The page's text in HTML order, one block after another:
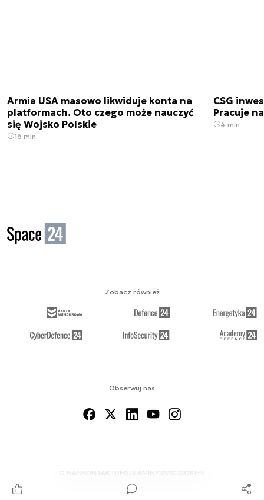
Armia USA masowo likwiduje konta na
platformach. Oto czego może nauczyć
się Wojsko Polskie
16 min.
CSG
Pracuje
4 min.
Obserwuj nas
O NAS KONTAKTREGULAMINYRSS COOKIES
Zobacz również